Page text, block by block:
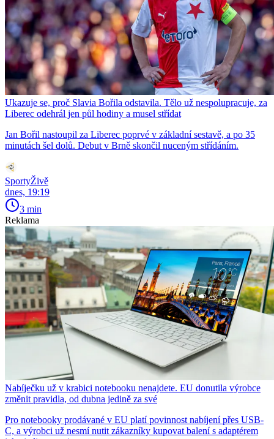
Ukazuje se, proč Slavia Bořila odstavila. Tělo už nespolupracuje, za
Liberec odehrál jen půl hodiny a musel střídat
Jan Bořil nastoupil za Liberec poprvé v základní sestavě, a po 35
minutách šel dolů. Debut v Brně skončil nuceným střídáním.
SportyŽivě
dnes, 19:19
3 min
Reklama
Nabíječku už v krabici notebooku nenajdete. EU donutila výrobce
změnit pravidla, od dubna jedině za své
Pro notebooky prodávané v EU platí povinnost nabíjení přes USB-
C, a výrobci už nesmí nutit zákazníky kupovat balení s adaptérem